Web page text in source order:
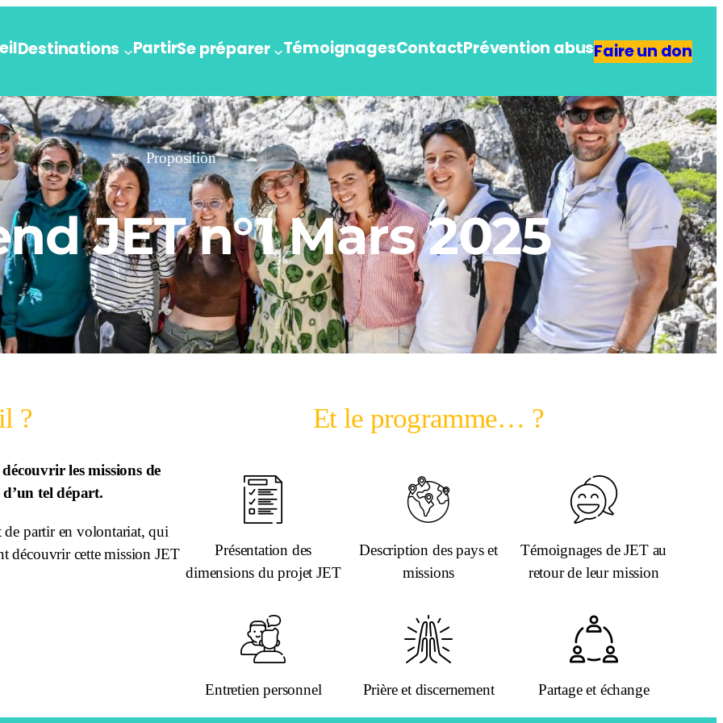
Destinations PartirSe préparer TémoignagesContactPrévention abusFaire un don
Proposition
JET n°1 Mars 2025
?
les missions de
tel départ.
de partir en volontariat, qui
découvrir cette mission JET
Et le programme… ?
Présentation des
dimensions du projet JET
Description des pays et
missions
Témoignages de JET au
retour de leur mission
Entretien personnel Prière et discernement Partage et échange